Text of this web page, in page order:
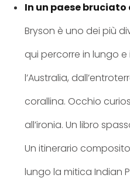
In un paese bruciato
Bryson è uno dei più
qui percorre in lungo e
l’Australia,
corallina. Occhio
all’ironia. Un libro
Un itinerario
lungo la mitica Indian